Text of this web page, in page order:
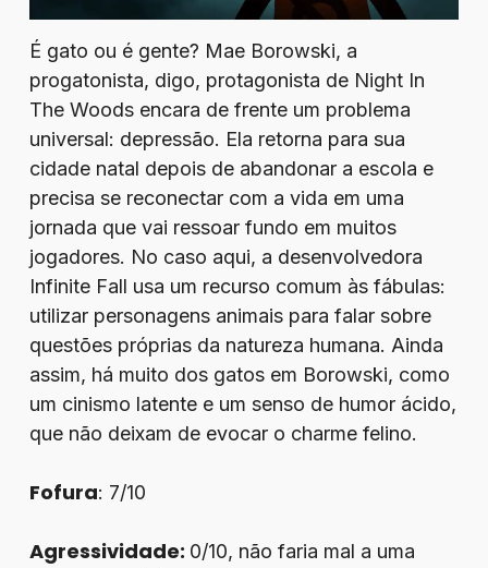
É gato ou é gente? Mae Borowski, a
progatonista, digo, protagonista de Night In
The Woods encara de frente um problema
universal: depressão. Ela retorna para sua
cidade natal depois de abandonar a escola e
precisa se reconectar com a vida em uma
jornada que vai ressoar fundo em muitos
jogadores. No caso aqui, a desenvolvedora
Infinite Fall usa um recurso comum às fábulas:
utilizar personagens animais para falar sobre
questões próprias da natureza humana. Ainda
assim, há muito dos gatos em Borowski, como
um cinismo latente e um senso de humor ácido,
que não deixam de evocar o charme felino.
Fofura: 7/10
Agressividade: 0/10, não faria mal a uma